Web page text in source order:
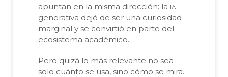
apuntan en la misma dirección: la ia
generativa dejó de ser una curiosidad
marginal y se convirtió en parte del
ecosistema académico.
Pero quizá lo más relevante no sea
solo cuánto se usa, sino cómo se mira.